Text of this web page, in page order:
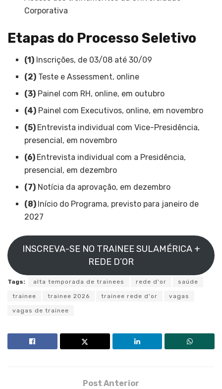
Corporativa
Etapas do Processo Seletivo
(1) Inscrições, de 03/08 até 30/09
(2) Teste e Assessment, online
(3) Painel com RH, online, em outubro
(4) Painel com Executivos, online, em novembro
(5) Entrevista individual com Vice-Presidência,
presencial, em novembro
(6) Entrevista individual com a Presidência,
presencial, em dezembro
(7) Notícia da aprovação, em dezembro
(8) Início do Programa, previsto para janeiro de
2027
INSCREVA-SE NO TRAINEE SULAMÉRICA +
REDE D’OR
Tags: alta temporada de trainees rede d'or saúde
trainee trainee 2026 trainee rede d'or vagas
vagas de trainee
Post Anterior